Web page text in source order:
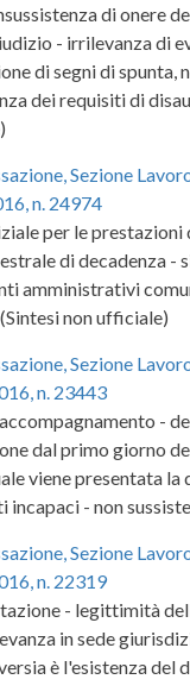
di onere
- irrilevanza di
di segni di spunta,
dei requisiti di
Sezione
n. 24974
per le
di decadenza -
amministrativi
non ufficiale)
Sezione
n. 23443
-
dal primo giorno
viene presentata la
incapaci - non
Sezione
n. 22319
- legittimità
in sede
è l'esistenza del